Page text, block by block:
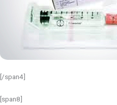
[/span4]
[span8]